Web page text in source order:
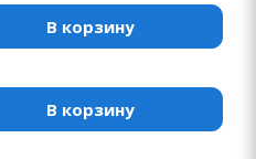
В корзину
В корзину